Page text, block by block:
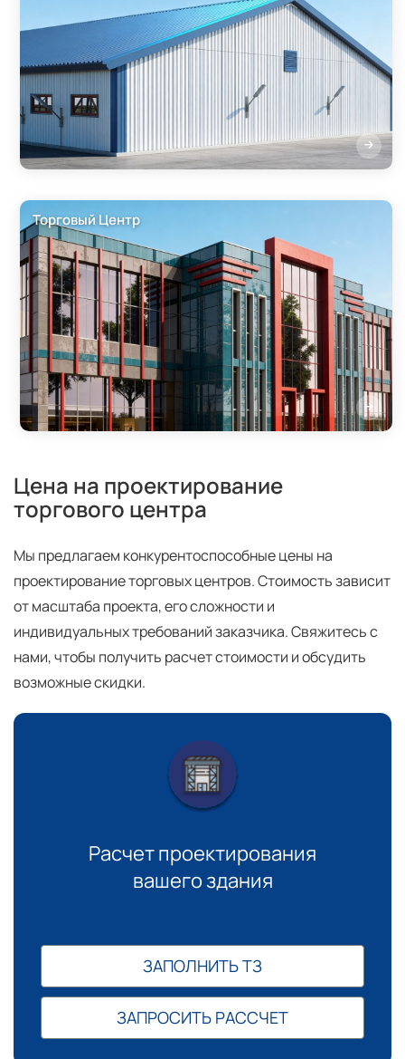
Торговый Центр
Цена на проектирование
торгового центра
Мы предлагаем конкурентоспособные цены на
проектирование торговых центров. Стоимость зависит
от масштаба проекта, его сложности и
индивидуальных требований заказчика. Свяжитесь с
нами, чтобы получить расчет стоимости и обсудить
возможные скидки.
Расчет проектирования
вашего здания
ЗАПОЛНИТЬ ТЗ
ЗАПРОСИТЬ РАССЧЕТ